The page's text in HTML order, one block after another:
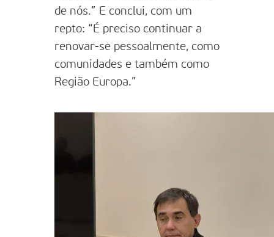
de nós.” E conclui, com um
repto: “É preciso continuar a
renovar-se pessoalmente, como
comunidades e também como
Região Europa.”